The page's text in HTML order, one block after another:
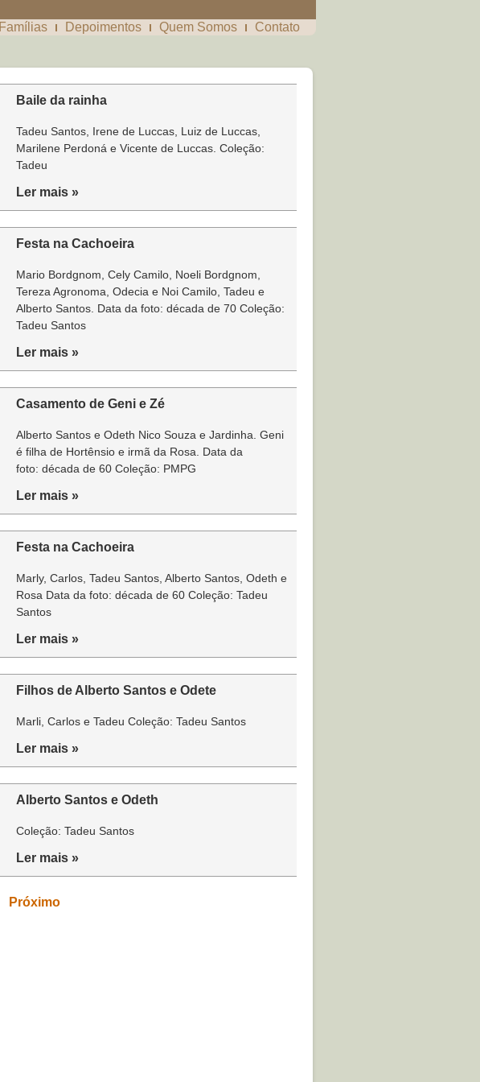
Famílias Depoimentos Quem Somos Contato
Baile da rainha
Tadeu Santos, Irene de Luccas, Luiz de Luccas,
Marilene Perdoná e Vicente de Luccas. Coleção:
Tadeu
Ler mais »
Festa na Cachoeira
Mario Bordgnom, Cely Camilo, Noeli Bordgnom,
Tereza Agronoma, Odecia e Noi Camilo, Tadeu e
Alberto Santos. Data da foto: década de 70 Coleção:
Tadeu Santos
Ler mais »
Casamento de Geni e Zé
Alberto Santos e Odeth Nico Souza e Jardinha. Geni
é filha de Hortênsio e irmã da Rosa. Data da
foto: década de 60 Coleção: PMPG
Ler mais »
Festa na Cachoeira
Marly, Carlos, Tadeu Santos, Alberto Santos, Odeth e
Rosa Data da foto: década de 60 Coleção: Tadeu
Santos
Ler mais »
Filhos de Alberto Santos e Odete
Marli, Carlos e Tadeu Coleção: Tadeu Santos
Ler mais »
Alberto Santos e Odeth
Coleção: Tadeu Santos
Ler mais »
Próximo